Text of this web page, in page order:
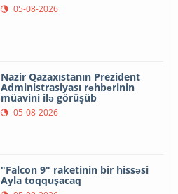
05-08-2026
Nazir Qazaxıstanın Prezident
Administrasiyası rəhbərinin
müavini ilə görüşüb
05-08-2026
"Falcon 9" raketinin bir hissəsi
Ayla toqquşacaq